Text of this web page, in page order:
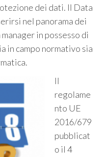
dei dati. Il Data
nel panorama dei
in possesso di
in campo normativo sia
Il
regolame
nto UE
2016/679
pubblicat
o il 4